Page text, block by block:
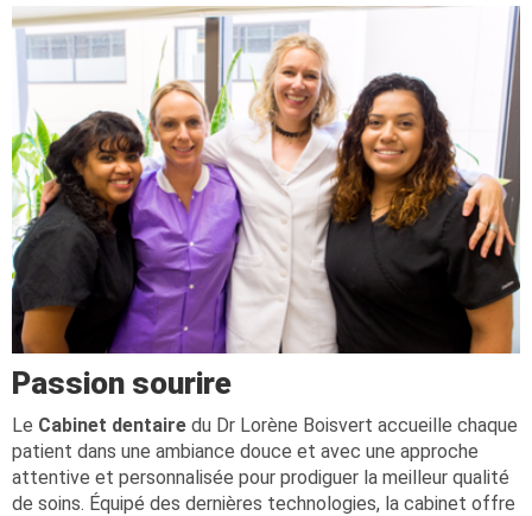
Passion sourire
Le Cabinet dentaire du Dr Lorène Boisvert accueille chaque
patient dans une ambiance douce et avec une approche
attentive et personnalisée pour prodiguer la meilleur qualité
de soins. Équipé des dernières technologies, la cabinet offre